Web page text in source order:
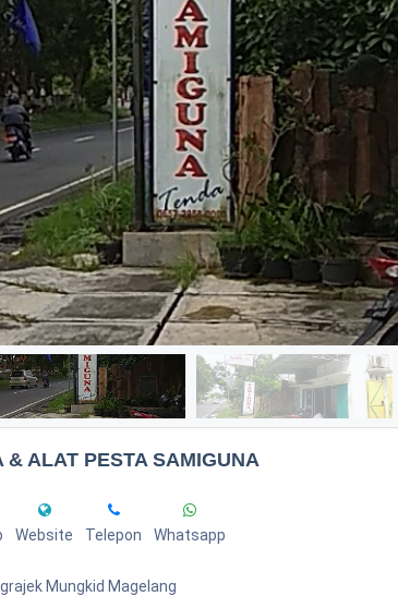
& ALAT PESTA SAMIGUNA
Website Telepon Whatsapp
Mungkid Magelang